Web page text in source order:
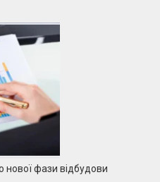
нової фази відбудови